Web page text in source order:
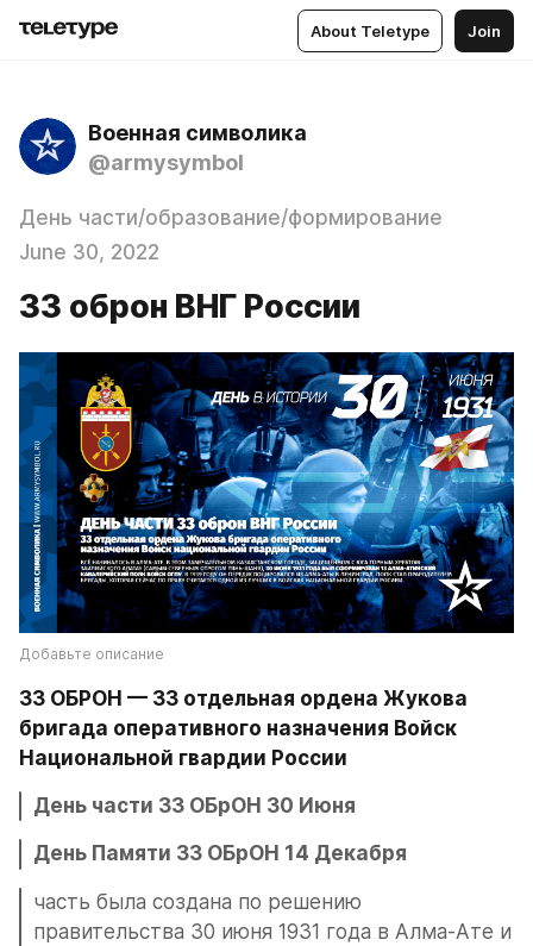
About Teletype Join
Военная символика
@armysymbol
День части/образование/формирование
June 30, 2022
33 оброн ВНГ России
Добавьте описание
33 ОБРОН — 33 отдельная ордена Жукова
бригада оперативного назначения Войск
Национальной гвардии России
День части 33 ОБрОН 30 Июня
День Памяти 33 ОБрОН 14 Декабря
часть была создана по решению
правительства 30 июня 1931 года в Алма-Ате и